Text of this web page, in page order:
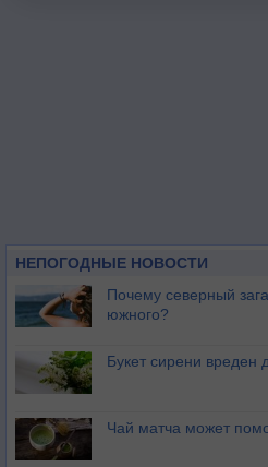
НЕПОГОДНЫЕ НОВОСТИ
Почему северный
южного?
Букет сирени вреден
Чай матча может